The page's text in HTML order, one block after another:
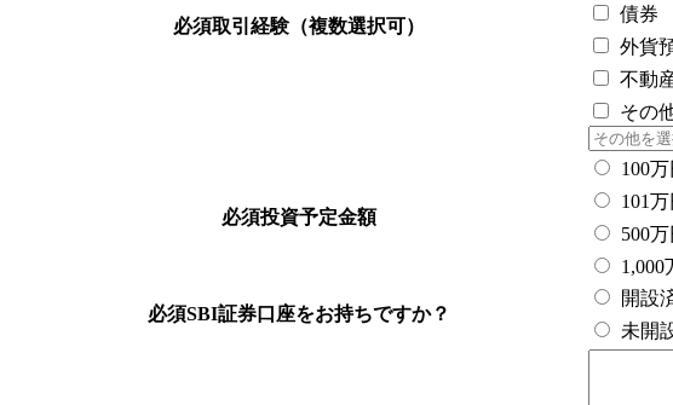
必須取引経験（複数選択可）
債券
外貨
不動
その
必須投資予定金額
100
101
500
1,000
必須SBI証券口座をお持ちですか？
開設
未開